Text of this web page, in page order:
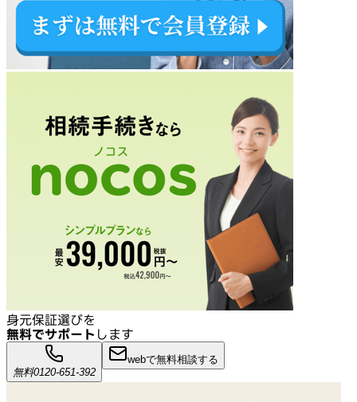
身元保証選びを
無料でサポート します
無料0120-651-392
webで無料相談する